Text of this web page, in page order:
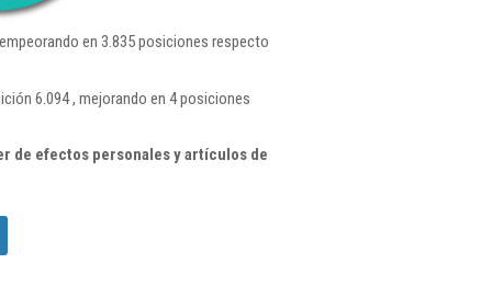
en 3.835 posiciones respecto
6.094 , mejorando en 4 posiciones
de efectos personales y artículos de